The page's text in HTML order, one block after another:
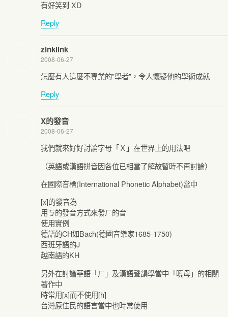
有好笑到 XD
Reply
zinklink
2008-06-27
怎麼有人這麼不專業的”學者”，令人懷疑他的學術成就
Reply
X的發音
2008-06-27
我們就來好好討論字母「Ｘ」在世界上的用法吧
（英語或漢語拼音因各位已相當了解故暫時不再討論）
在國際音標(International Phonetic Alphabet)當中
[x]的發音為
用ㄎ的發音方式來發ㄏ的音
使用實例
德語的CH如Bach(德國音樂家1685-1750)
西班牙語的J
越南語的KH
另外在討論華語「ㄏ」及漢語聲韻學當中「曉母」的相關
著作中
時常用[x]而不使用[h]
台灣原住民的語言當中也時常使用